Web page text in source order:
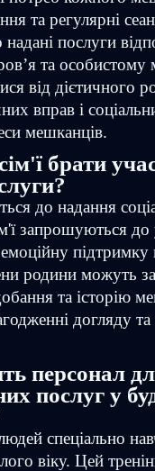
та регулярні
послуги
та особистому
від дієтичного
вправ і
мешканців.
брати
до надання
запрошуються до
підтримку
родини можуть
та історію
догляду
персонал
послуг у
спеціально
віку. Цей